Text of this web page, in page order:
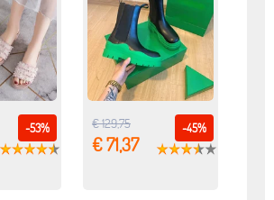
-53% -45%
€ 129,75
€ 71,37